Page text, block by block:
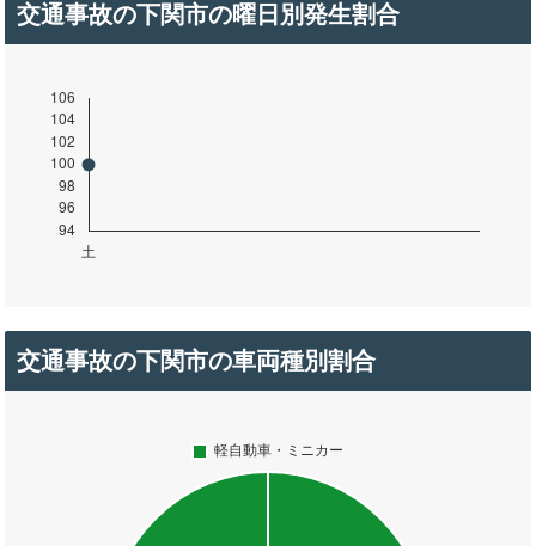
交通事故の下関市の曜日別発生割合
交通事故の下関市の車両種別割合